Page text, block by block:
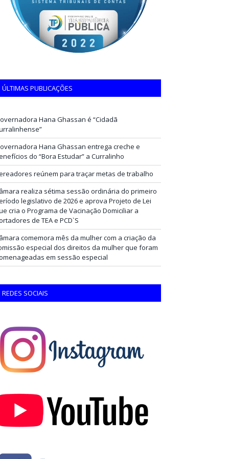
ÚLTIMAS PUBLICAÇÕES
Hana Ghassan é “Cidadã
Hana Ghassan entrega creche e
do “Bora Estudar” a Curralinho
reúnem para traçar metas de trabalho
realiza sétima sessão ordinária do primeiro
legislativo de 2026 e aprova Projeto de Lei
cria o Programa de Vacinação Domiciliar a
de TEA e PCD`S
comemora mês da mulher com a criação da
especial dos direitos da mulher que foram
em sessão especial
REDES SOCIAIS